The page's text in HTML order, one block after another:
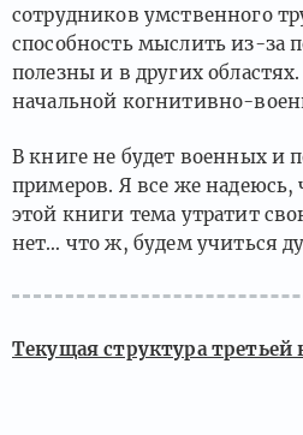
сотрудников умственного
способность мыслить из-за
полезны и в других
начальной когнитивно-
В книге не будет военных и
примеров. Я все же
этой книги тема утратит
нет… что ж, будем учиться
Текущая структура третьей